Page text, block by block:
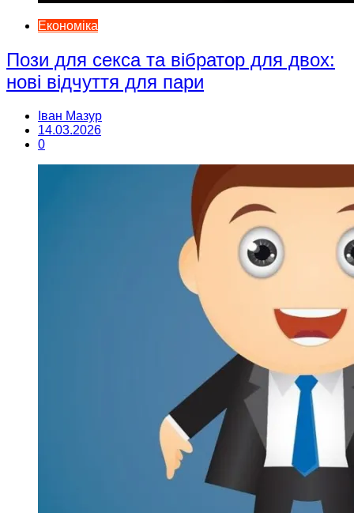
Економіка
Пози для секса та вібратор для двох:
нові відчуття для пари
Іван Мазур
14.03.2026
0